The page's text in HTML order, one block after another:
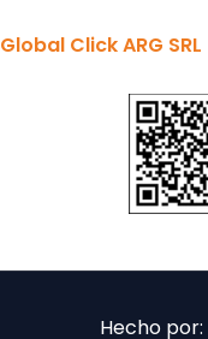
Global Click ARG SRL
Hecho por: